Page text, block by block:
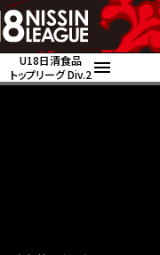
U18日清食品
トップリーグ Div.2